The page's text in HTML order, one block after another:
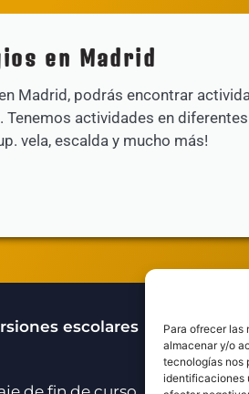
Para ofrecer las
almacenar y/o
tecnologías nos
identificaciones
en Madrid
Madrid, podrás encontrar
actividades en
vela, escalda y mucho más!
escolares